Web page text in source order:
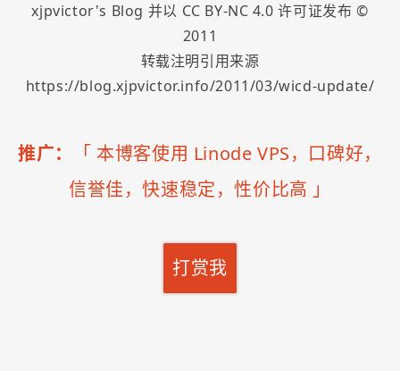
xjpvictor's Blog 并以 CC BY-NC 4.0 许可证发布 ©
2011
转载注明引用来源
https://blog.xjpvictor.info/2011/03/wicd-update/
推广： 「 本博客使用 Linode VPS，口碑好，
信誉佳，快速稳定，性价比高 」
打赏我